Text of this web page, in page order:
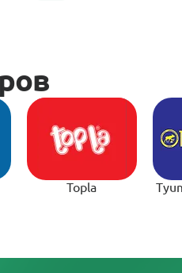
Topla